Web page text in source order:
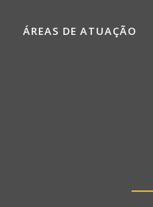
ÁREAS DE ATUAÇÃO